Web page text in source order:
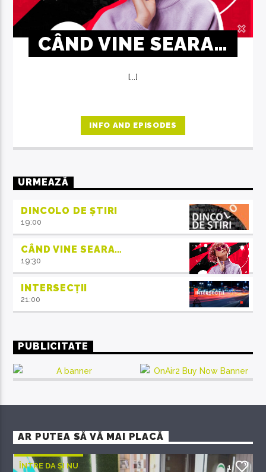
CÂND VINE SEARA…
[...]
INFO AND EPISODES
URMEAZĂ
DINCOLO DE ȘTIRI
19:00
CÂND VINE SEARA…
19:30
INTERSECȚII
21:00
PUBLICITATE
AR PUTEA SĂ VĂ MAI PLACĂ
ÎNTRE DA ȘI NU 1